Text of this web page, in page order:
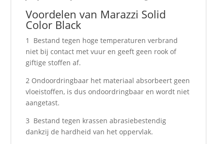
Voordelen van Marazzi Solid
Color Black
1 Bestand tegen hoge temperaturen verbrand
niet bij contact met vuur en geeft geen rook of
giftige stoffen af.
2 Ondoordringbaar het materiaal absorbeert geen
vloeistoffen, is dus ondoordringbaar en wordt niet
aangetast.
3 Bestand tegen krassen abrasiebestendig
dankzij de hardheid van het oppervlak.